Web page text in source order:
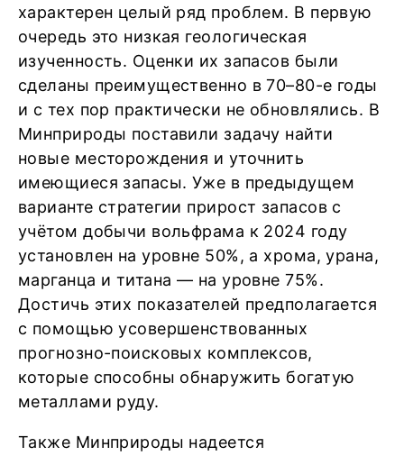
характерен целый ряд проблем. В первую
очередь это низкая геологическая
изученность. Оценки их запасов были
сделаны преимущественно в 70–80-е годы
и с тех пор практически не обновлялись. В
Минприроды поставили задачу найти
новые месторождения и уточнить
имеющиеся запасы. Уже в предыдущем
варианте стратегии прирост запасов с
учётом добычи вольфрама к 2024 году
установлен на уровне 50%, а хрома, урана,
марганца и титана — на уровне 75%.
Достичь этих показателей предполагается
с помощью усовершенствованных
прогнозно-поисковых комплексов,
которые способны обнаружить богатую
металлами руду.
Также Минприроды надеется